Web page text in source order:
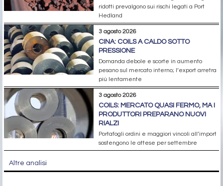
ridotti prevalgono sui rischi legati a Port
Hedland
3 agosto 2026
CINA: COILS A CALDO SOTTO
PRESSIONE
Domanda debole e scorte in aumento
pesano sul mercato interno; l’export arretra
più lentamente
3 agosto 2026
COILS: MERCATO QUASI FERMO, MA I
PRODUTTORI PREPARANO NUOVI
RIALZI
Portafogli ordini e maggiori vincoli all’import
sostengono le attese per settembre
Altre analisi